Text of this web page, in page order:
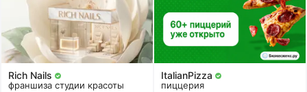
Rich Nails
франшиза студии красоты
ItalianPizza
пиццерия